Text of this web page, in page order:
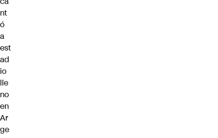
nt
ó
a
est
ad
io
lle
no
en
Ar
ge